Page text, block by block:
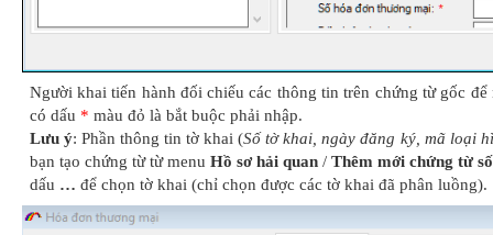
Người khai tiến hành đối chiếu các thông tin trên chứng từ gốc
có dấu * màu đỏ là bắt buộc phải nhập.
Lưu ý: Phần thông tin tờ khai (Số tờ khai, ngày đăng ký, mã loại
bạn tạo chứng từ từ menu Hồ sơ hải quan/ Thêm mới chứng từ
dấu … để chọn tờ khai (chỉ chọn được các tờ khai đã phân luồng).